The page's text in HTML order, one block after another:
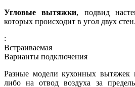
Угловые вытяжки, подвид
которых происходит в угол двух стен.
:
Встраиваемая
Варианты подключения
Разные модели кухонных вытяжек
либо на отвод воздуха за